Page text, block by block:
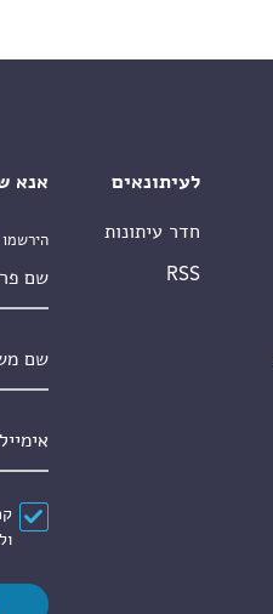
לעיתונאים
חדר עיתונות
RSS
אנא
הירשמו
ול